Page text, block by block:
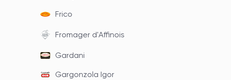
Frico
Fromager d'Affinois
Gardani
Gargonzola Igor